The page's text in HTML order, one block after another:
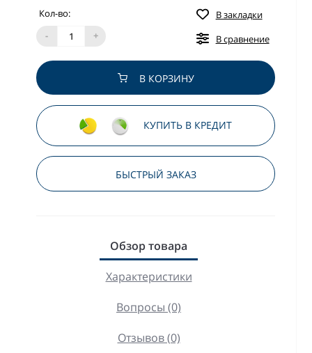
Кол-во:
-
+
В закладки
В сравнение
В КОРЗИНУ
КУПИТЬ В КРЕДИТ
БЫСТРЫЙ ЗАКАЗ
Обзор товара
Характеристики
Вопросы (0)
Отзывов (0)